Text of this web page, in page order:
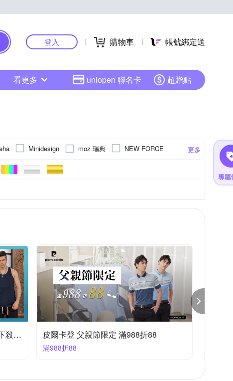
登入 購物車 帳號綁定送
看更多 uniopen 聯名卡 超贈點
更多
Minidesign moz 瑞典
NEW FORCE
Athle ZENO
oillio法國男裝歡慶88節限時65折，送好禮 皮爾卡登 限時快閃兩件$2500
任選2件2500